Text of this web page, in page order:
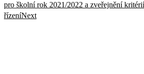
pro školní rok 2021/2022 a zveřejnění
řízeníNext